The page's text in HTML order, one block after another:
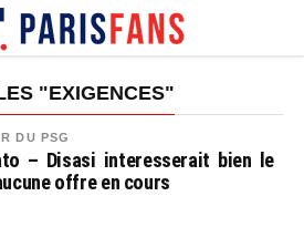
"EXIGENCES"
DU PSG
– Disasi interesserait bien le
offre en cours